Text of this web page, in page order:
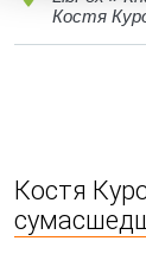
Костя
Костя